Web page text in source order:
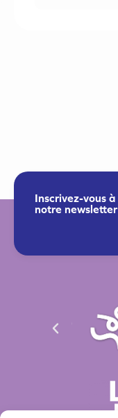
Inscrivez-vous à
notre newsletter